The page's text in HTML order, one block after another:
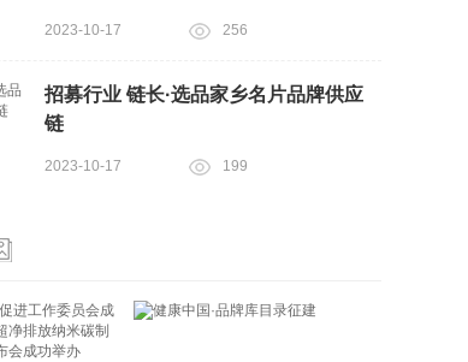
2023-10-17 256
招募行业 链长·选品家乡名片品牌供应
链
2023-10-17 199